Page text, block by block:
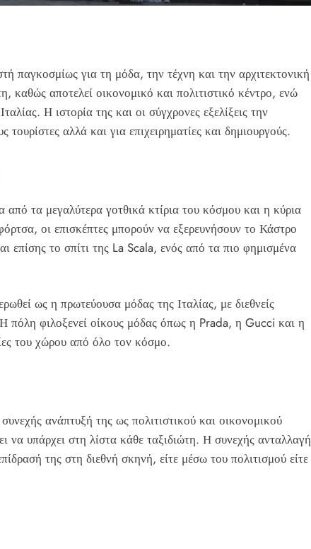
παγκοσμίως για τη μόδα, την τέχνη και την αρχιτεκτονική
καθώς αποτελεί οικονομικό και πολιτιστικό κέντρο, ενώ
Η ιστορία της και οι σύγχρονες εξελίξεις την
αλλά και για επιχειρηματίες και δημιουργούς.
τα μεγαλύτερα γοτθικά κτίρια του κόσμου και η κύρια
οι επισκέπτες μπορούν να εξερευνήσουν το Κάστρο
το σπίτι της La Scala, ενός από τα πιο φημισμένα
ως η πρωτεύουσα μόδας της Ιταλίας, με διεθνείς
φιλοξενεί οίκους μόδας όπως η Prada, η Gucci και η
του χώρου από όλο τον κόσμο.
ανάπτυξή της ως πολιτιστικού και οικονομικού
να υπάρχει στη λίστα κάθε ταξιδιώτη. Η συνεχής ανταλλαγή
της στη διεθνή σκηνή, είτε μέσω του πολιτισμού είτε